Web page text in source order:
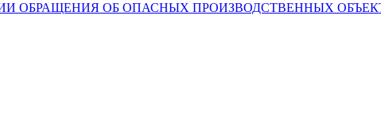
ОБРАЩЕНИЯ ОБ ОПАСНЫХ ПРОИЗВОДСТВЕННЫХ